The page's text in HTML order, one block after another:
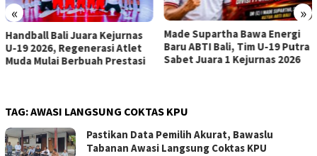
« »
Made Supartha Bawa Energi
Baru ABTI Bali, Tim U-19 Putra
Sabet Juara 1 Kejurnas 2026
GOW Bangli Sosialisasikan
Pencegahan Bullying di SMPN
1 Kintamani
TAG:AWASI LANGSUNG COKTAS KPU
Pastikan Data Pemilih Akurat, Bawaslu
Tabanan Awasi Langsung Coktas KPU